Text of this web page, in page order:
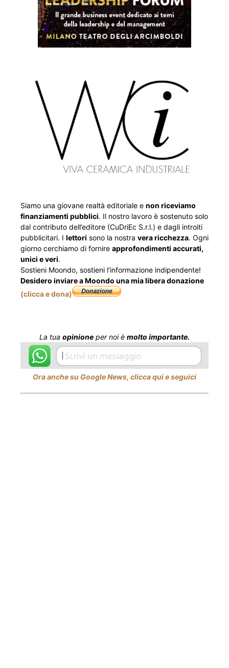
Siamo una giovane realtà editoriale e non riceviamo
finanziamenti pubblici. Il nostro lavoro è sostenuto solo
dal contributo dell’editore (CuDriEc S.r.l.) e dagli introiti
pubblicitari. I lettori sono la nostra vera ricchezza. Ogni
giorno cerchiamo di fornire approfondimenti accurati,
unici e veri.
Sostieni Moondo, sostieni l’informazione indipendente!
Desidero inviare a Moondo una mia libera donazione
(clicca e dona)
La tua opinione per noi è molto importante.
Ora anche su Google News, clicca qui e seguici